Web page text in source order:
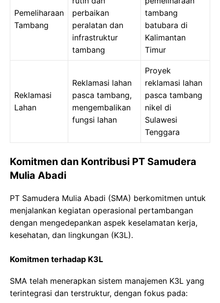
Pemeliharaan
Tambang
perbaikan
peralatan dan
infrastruktur
tambang
tambang
batubara di
Kalimantan
Timur
Reklamasi
Lahan
Reklamasi lahan
pasca tambang,
mengembalikan
fungsi lahan
Proyek
reklamasi lahan
pasca tambang
nikel di
Sulawesi
Tenggara
Komitmen dan Kontribusi PT Samudera
Mulia Abadi
PT Samudera Mulia Abadi (SMA) berkomitmen untuk
menjalankan kegiatan operasional pertambangan
dengan mengedepankan aspek keselamatan kerja,
kesehatan, dan lingkungan (K3L).
Komitmen terhadap K3L
SMA telah menerapkan sistem manajemen K3L yang
terintegrasi dan terstruktur, dengan fokus pada: